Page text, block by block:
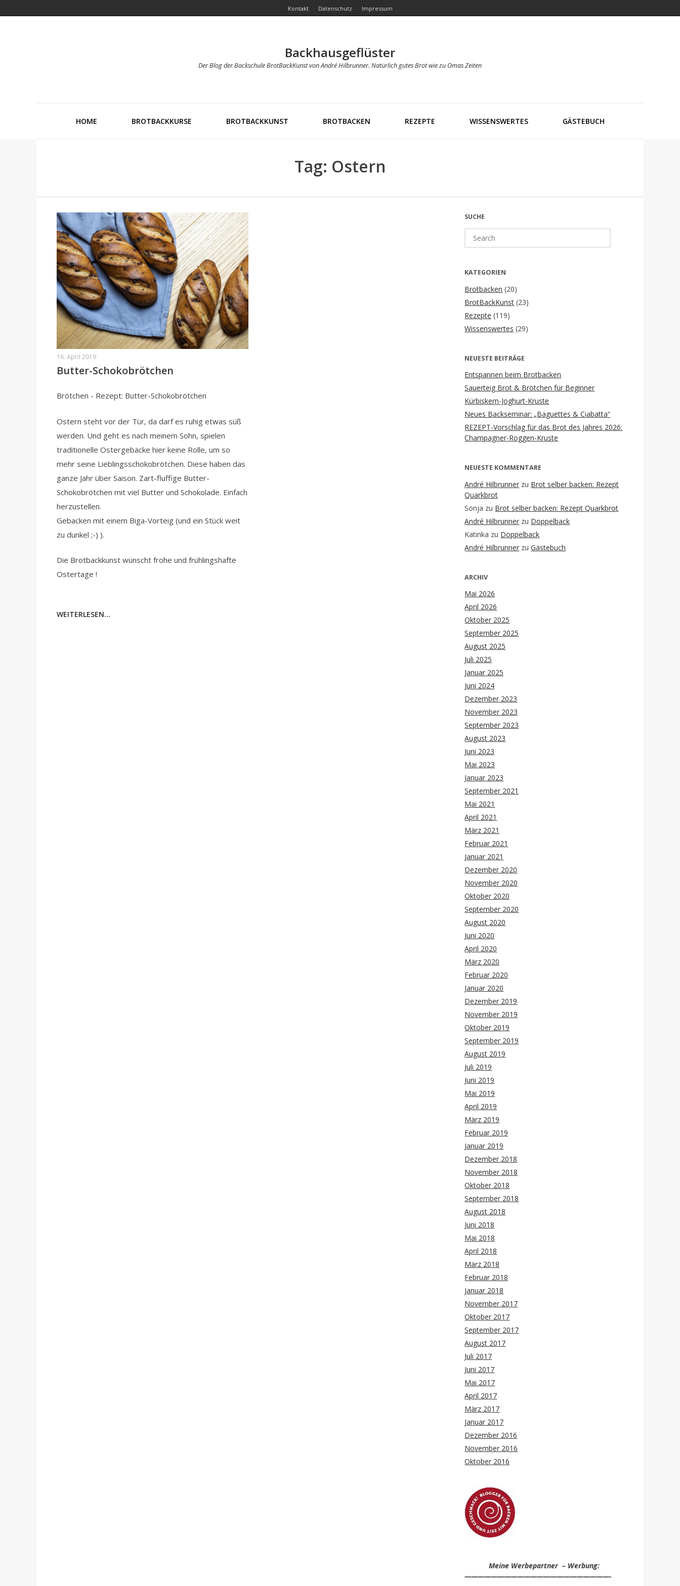
Kontakt Datenschutz Impressum
Backhausgeflüster
Der Blog der Backschule BrotBackKunst von André Hilbrunner. Natürlich gutes Brot wie zu Omas Zeiten
HOME BROTBACKKURSE BROTBACKKUNST BROTBACKEN REZEPTE WISSENSWERTES GÄSTEBUCH
Tag: Ostern
16. April 2019
Butter-Schokobrötchen
Brötchen - Rezept: Butter-Schokobrötchen
Ostern steht vor der Tür, da darf es ruhig etwas süß
werden. Und geht es nach meinem Sohn, spielen
traditionelle Ostergebäcke hier keine Rolle, um so
mehr seine Lieblingsschokobrötchen. Diese haben das
ganze Jahr über Saison. Zart-fluffige Butter-
Schokobrötchen mit viel Butter und Schokolade. Einfach
herzustellen.
Gebacken mit einem Biga-Vorteig (und ein Stück weit
zu dunkel ;-) ).
Die Brotbackkunst wünscht frohe und frühlingshafte
Ostertage !
WEITERLESEN...
SUCHE
for:
KATEGORIEN
Brotbacken (20)
BrotBackKunst (23)
Rezepte (119)
Wissenswertes (29)
NEUESTE BEITRÄGE
Entspannen beim Brotbacken
Sauerteig Brot & Brötchen für Beginner
Kürbiskern-Joghurt-Kruste
Neues Backseminar: „Baguettes & Ciabatta“
REZEPT-Vorschlag für das Brot des Jahres 2026:
Champagner-Roggen-Kruste
NEUESTE KOMMENTARE
André Hilbrunner zu Brot selber backen: Rezept
Quarkbrot
Sonja zu Brot selber backen: Rezept Quarkbrot
André Hilbrunner zu Doppelback
Katinka zu Doppelback
André Hilbrunner zuGästebuch
ARCHIV
Mai 2026
April 2026
Oktober 2025
September 2025
August 2025
Juli 2025
Januar 2025
Juni 2024
Dezember 2023
November 2023
September 2023
August 2023
Juni 2023
Mai 2023
Januar 2023
September 2021
Mai 2021
April 2021
März 2021
Februar 2021
Januar 2021
Dezember 2020
November 2020
Oktober 2020
September 2020
August 2020
Juni 2020
April 2020
März 2020
Februar 2020
Januar 2020
Dezember 2019
November 2019
Oktober 2019
September 2019
August 2019
Juli 2019
Juni 2019
Mai 2019
April 2019
März 2019
Februar 2019
Januar 2019
Dezember 2018
November 2018
Oktober 2018
September 2018
August 2018
Juni 2018
Mai 2018
April 2018
März 2018
Februar 2018
Januar 2018
November 2017
Oktober 2017
September 2017
August 2017
Juli 2017
Juni 2017
Mai 2017
April 2017
März 2017
Januar 2017
Dezember 2016
November 2016
Oktober 2016
Meine Werbepartner – Werbung:
——————————————————————-